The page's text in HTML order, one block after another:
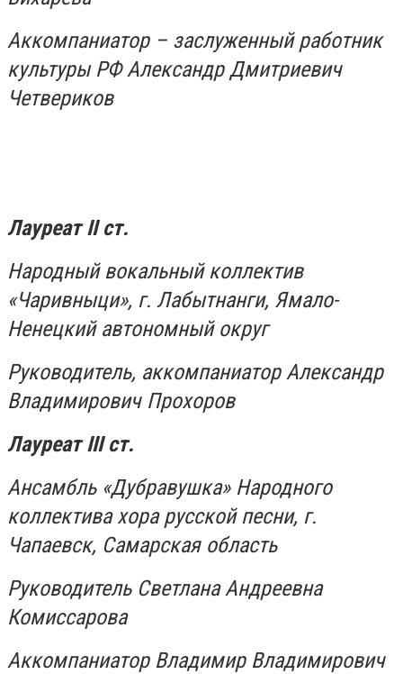
Аккомпаниатор – заслуженный работник
культуры РФ Александр Дмитриевич
Четвериков
ЛауреатIIст.
Народный вокальный коллектив
«Чаривныци», г. Лабытнанги, Ямало-
Ненецкий автономный округ
Руководитель, аккомпаниатор Александр
Владимирович Прохоров
ЛауреатIIIст.
Ансамбль «Дубравушка» Народного
коллектива хора русской песни, г.
Чапаевск, Самарская область
Руководитель Светлана Андреевна
Комиссарова
Аккомпаниатор Владимир Владимирович